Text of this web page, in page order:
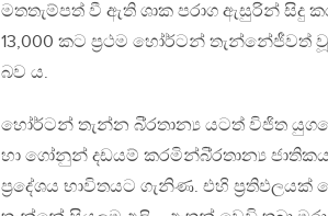
මතතැම්පත් වී ඇති ශාක පරාග ඇසුරින් සිදු
13,000 කට ප‍්‍රථම හෝර්ටන් තැන්නේජීවත්
බව ය.
හෝර්ටන් තැන්න බි‍්‍රතාන්‍ය යටත් විජිත
හා ගෝනුන් දඩයම් කරමින්බි‍්‍රතාන්‍ය
ප‍්‍රදේශය භාවිතයට ගැනිණ. එහි